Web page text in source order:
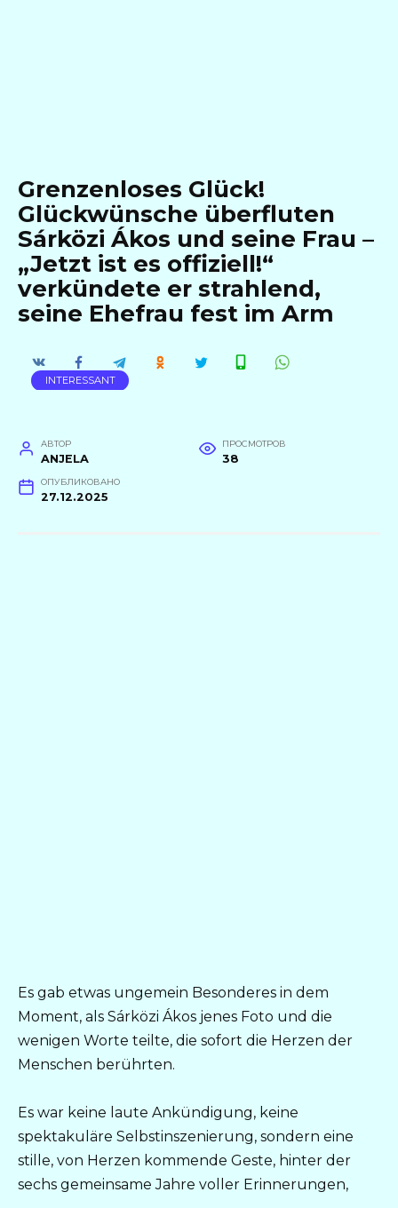
Grenzenloses Glück!
Glückwünsche überfluten
Sárközi Ákos und seine Frau –
„Jetzt ist es offiziell!“
verkündete er strahlend,
seine Ehefrau fest im Arm
INTERESSANT
АВТОР
ANJELA
ПРОСМОТРОВ
38
ОПУБЛИКОВАНО
27.12.2025
Es gab etwas ungemein Besonderes in dem
Moment, als Sárközi Ákos jenes Foto und die
wenigen Worte teilte, die sofort die Herzen der
Menschen berührten.
Es war keine laute Ankündigung, keine
spektakuläre Selbstinszenierung, sondern eine
stille, von Herzen kommende Geste, hinter der
sechs gemeinsame Jahre voller Erinnerungen,